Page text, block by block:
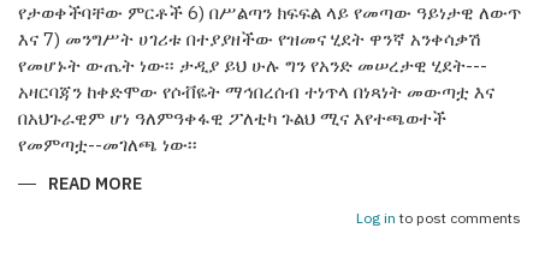
የታወቀችባቸው ምርቶች 6) በሥልጣን ክፍፍል ላይ የመጣው ዓይነታዊ ለውጥ
እና 7) መንግሥት ሀገሪቱ በተያያዘችው የዝመና ሂደት ዋንኛ አንቀሳቃሽ
የመሆኑት ውጤት ነው፡፡ ታዲያ ይህ ሁሉ ግን የአንድ መሠረታዊ ሂደት---
አዛርባጃን ከቀድሞው የሶቭዬት ማኅበረሰብ ተነጥላ በነጻነት መውጣቷ እና
በአህጉራዊም ሆነ ዓለምዓቀፋዊ ፖለቲካ ጉልህ ሚና እየተጫወተች
የመምጣቷ--መገለጫ ነው፡፡
READ MORE
Log in to post comments